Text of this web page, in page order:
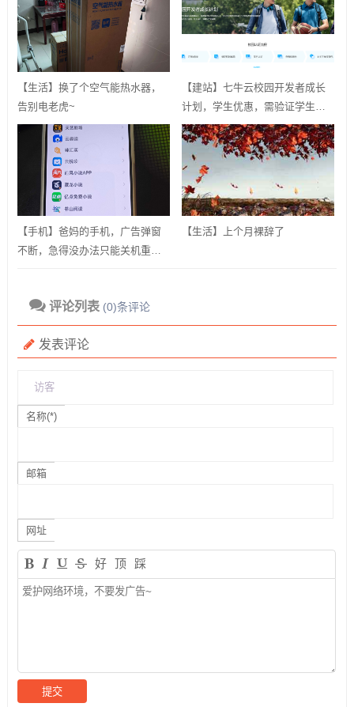
【生活】换了个空气能热水器，
告别电老虎~
【建站】七牛云校园开发者成长
计划，学生优惠，需验证学生邮
箱
【手机】爸妈的手机，广告弹窗
不断，急得没办法只能关机重
【生活】上个月裸辞了
评论列表 (0)条评论
发表评论
名称(*)
邮箱
网址
好 顶 踩